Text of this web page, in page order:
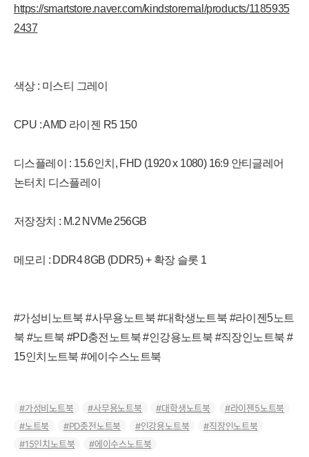
https://smartstore.naver.com/kindstoremal/products/1185935
2437
색상 : 미스티 그레이
CPU : AMD 라이젠 R5 150
디스플레이 : 15.6인치, FHD (1920 x 1080) 16:9 안티글레어
논터치 디스플레이
저장장치 : M.2 NVMe 256GB
메모리 : DDR4 8GB (DDR5) + 확장 슬롯 1
#가성비노트북 #사무용노트북 #대학생노트북 #라이젠5노트
북 #노트북 #PD충전노트북 #인강용노트북 #직장인노트북 #
15인치노트북 #에이수스노트북
가성비노트북 사무용노트북 대학생노트북
라이젠5노트북
노트북
PD충전노트북 인강용노트북
직장인노트북
15인치노트북
에이수스노트북